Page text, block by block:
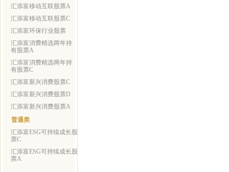
汇添富移动互联股票A
汇添富移动互联股票C
汇添富环保行业股票
汇添富消费精选两年持
有股票A
汇添富消费精选两年持
有股票C
汇添富新兴消费股票C
汇添富新兴消费股票D
汇添富新兴消费股票A
普通类
汇添富ESG可持续成长股
票C
汇添富ESG可持续成长股
票A